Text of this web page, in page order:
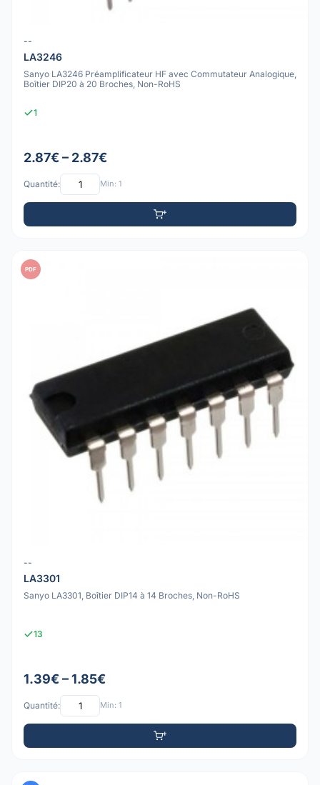
--
LA3246
Sanyo LA3246 Préamplificateur HF avec Commutateur Analogique,
Boîtier DIP20 à 20 Broches, Non-RoHS
1
2.87€ – 2.87€
Quantité: Min: 1
PDF
--
LA3301
Sanyo LA3301, Boîtier DIP14 à 14 Broches, Non-RoHS
13
1.39€ – 1.85€
Quantité: Min: 1